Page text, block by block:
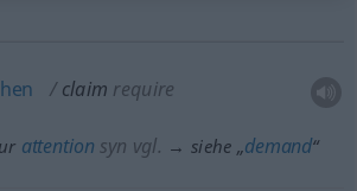
claim require
attention syn vgl. → siehe „demand“